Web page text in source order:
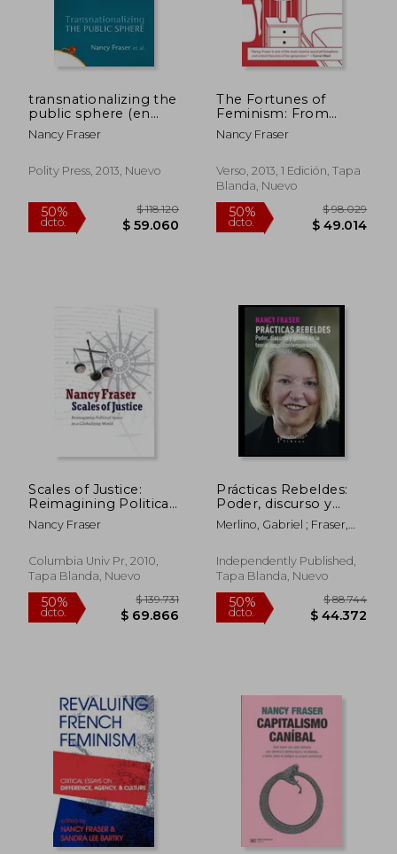
$ 65.972
50%
dcto.
transnationalizing the
public sphere (en
Inglés)
Nancy Fraser
Polity Press, 2013, Nuevo
dcto.
$ 118.120
$ 59.060
The Fortunes of
Feminism: From
Women's Liberation
to Identity Politics to
Inglés)
Nancy Fraser
Verso, 2013, 1 Edición, Tapa
Blanda, Nuevo
dcto.
Scales of Justice:
Reimagining Political
Space in a Globalizing
World: 31 (New
Theory) (en Inglés)
Nancy Fraser
Columbia Univ Pr, 2010,
Tapa Blanda, Nuevo
Prácticas Rebeldes:
Poder, discurso y
género en la teoría
social
Merlino, Gabriel ; Fraser,
Independently Published,
Tapa Blanda, Nuevo